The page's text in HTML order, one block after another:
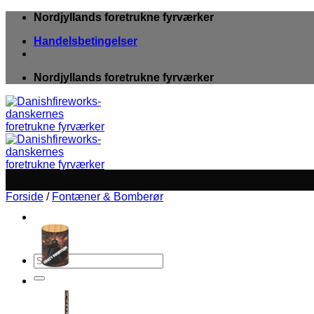
Fortsæt
indhold
Nordjyllands foretrukne fyrværker
Handelsbetingelser
Nordjyllands foretrukne fyrværker
Søg
efter:
Forside / Fontæner & Bomberør